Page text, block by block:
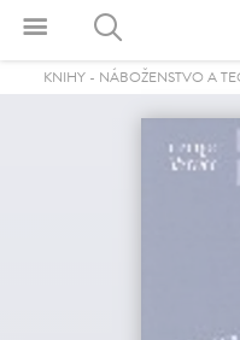
KNIHY- NÁBOŽENSTVO A